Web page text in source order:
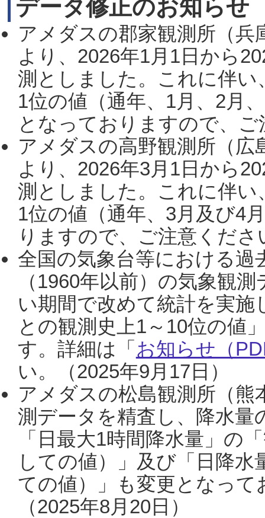
データ修正のお知らせ
アメダスの郡家観測所（
より、2026年1月1日から
測としました。これに伴い
1位の値（通年、1月、2月
となっておりますので、
アメダスの高野観測所（
より、2026年3月1日から
測としました。これに伴い
1位の値（通年、3月及び4
りますので、ご注意くだ
全国の気象台等における過
（1960年以前）の気象観
い期間で改めて統計を実
との観測史上1～10位の値
す。詳細は「 お知らせ（
い。（2025年9月17日）
アメダスの松島観測所（熊
測データを精査し、降水
「日最大1時間降水量」の
しての値）」及び「日降
ての値）」も変更となっ
（2025年8月20日）